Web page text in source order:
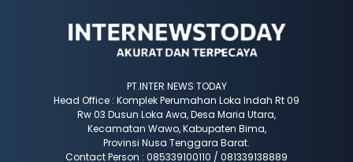
PT.INTER NEWS TODAY
Head Office : Komplek Perumahan Loka Indah Rt 09
Rw 03 Dusun Loka Awa, Desa Maria Utara,
Kecamatan Wawo, Kabupaten Bima,
Provinsi Nusa Tenggara Barat.
Contact Person : 085339100110 / 081339138889